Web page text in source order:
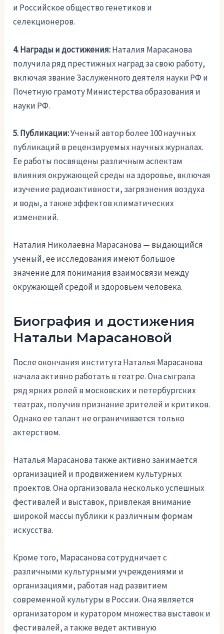
и Российское общество генетиков и
селекционеров.
4. Награды и достижения:Наталия Марасанова
получила ряд престижных наград за свою работу,
включая звание Заслуженного деятеля науки РФ и
Почетную грамоту Министерства образования и
науки РФ.
5. Публикации:Ученый автор более 100 научных
публикаций в рецензируемых научных журналах.
Ее работы посвящены различным аспектам
влияния окружающей среды на здоровье, включая
изучение радиоактивности, загрязнения воздуха
и воды, а также эффектов климатических
изменений.
Наталия Николаевна Марасанова — выдающийся
ученый, ее исследования имеют большое
значение для понимания взаимосвязи между
окружающей средой и здоровьем человека.
Биография и достижения
Натальи Марасановой
После окончания института Наталья Марасанова
начала активно работать в театре. Она сыграла
ряд ярких ролей в московских и петербургских
театрах, получив признание зрителей и критиков.
Однако ее талант не ограничивается только
актерством.
Наталья Марасанова также активно занимается
организацией и продвижением культурных
проектов. Она организовала несколько успешных
фестивалей и выставок, привлекая внимание
широкой массы публики к различным формам
искусства.
Кроме того, Марасанова сотрудничает с
различными культурными учреждениями и
организациями, работая над развитием
современной культуры в России. Она является
организатором и куратором множества выставок и
фестивалей, а также ведет активную